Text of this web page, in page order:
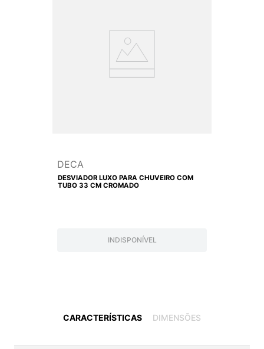
DECA
DESVIADOR LUXO PARA CHUVEIRO COM
TUBO 33 CM CROMADO
INDISPONÍVEL
CARACTERÍSTICAS DIMENSÕES